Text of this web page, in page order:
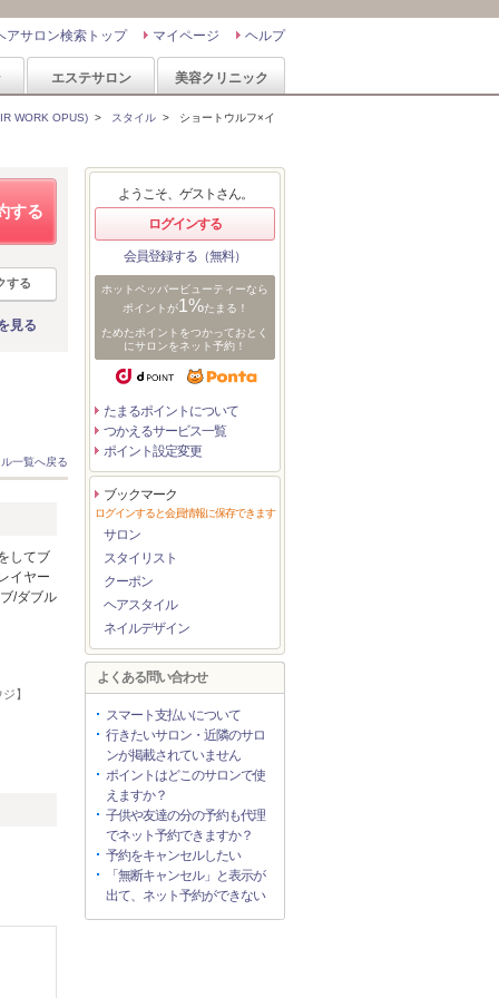
ヘルプ
マイページ
アサロン検索トップ
エステサロン 美容クリニック
WORK OPUS) > スタイル > ショートウルフ×イ
する
する
見る
一覧へ戻る
してブ
イヤー
/ダブル
】
ようこそ、ゲストさん。
ログインする
会員登録する（無料）
ホットペッパービューティーなら
ポイントが1%たまる！
ためたポイントをつかっておとく
にサロンをネット予約！
たまるポイントについて
つかえるサービス一覧
ポイント設定変更
ブックマーク
ログインすると会員情報に保存できます
サロン
スタイリスト
クーポン
ヘアスタイル
ネイルデザイン
よくある問い合わせ
スマート支払いについて
行きたいサロン・近隣のサロ
ンが掲載されていません
ポイントはどこのサロンで使
えますか？
子供や友達の分の予約も代理
でネット予約できますか？
予約をキャンセルしたい
「無断キャンセル」と表示が
出て、ネット予約ができない